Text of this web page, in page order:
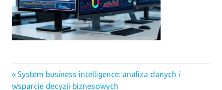
Nawigacja
Previous
Post:
System business intelligence: analiza danych i
wsparcie decyzji biznesowych